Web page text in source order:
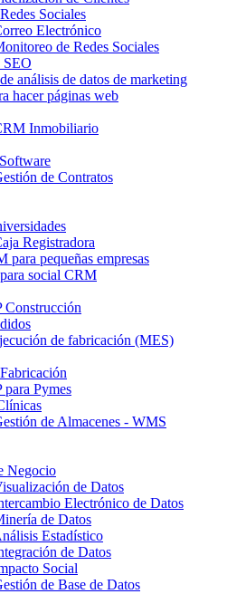
Sociales
Electrónico
de Redes Sociales
SEO
análisis de datos de marketing
hacer páginas web
Inmobiliario
de Contratos
Registradora
para pequeñas empresas
social CRM
Construcción
de fabricación (MES)
para Pymes
de Almacenes - WMS
Negocio
de Datos
Electrónico de Datos
de Datos
Estadístico
de Datos
Social
de Base de Datos